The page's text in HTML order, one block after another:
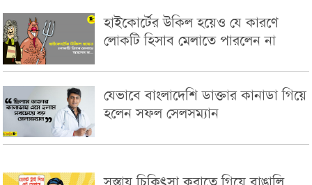
হাইকোর্টের উকিল হয়েও যে কারণে
লোকটি হিসাব মেলাতে পারলেন না
যেভাবে বাংলাদেশি ডাক্তার কানাডা গিয়ে
হলেন সফল সেলসম্যান